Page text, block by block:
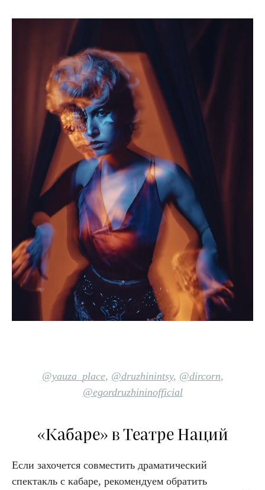
@yauza_place, @druzhinintsy, @dircorn,
@egordruzhininofficial
«Кабаре» в Театре Наций
Если захочется совместить драматический
спектакль с кабаре, рекомендуем обратить